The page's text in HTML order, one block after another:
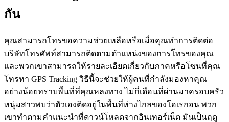
กัน
คุณสามารถโทรขอความช่วยเหลือหรือเมื่อคุณทำการติดต่อ
บริษัทโทรศัพท์สามารถติดตามตำแหน่งของการโทรของคุณ
และพวกเขาสามารถให้รายละเอียดเกี่ยวกับภาคหรือโซนที่คุณ
โทรหา GPS Tracking วิธีนี้จะช่วยให้ผู้คนที่กำลังมองหาคุณ
อย่างน้อยทราบพื้นที่ที่คุณหลงทาง ไม่กี่เดือนที่ผ่านมาครอบครัว
หนุ่มสาวพบว่าตัวเองติดอยู่ในพื้นที่ห่างไกลของโอเรกอน พวก
เขาทำตามคำแนะนำที่ดาวน์โหลดจากอินเทอร์เน็ต มันเป็นฤดู